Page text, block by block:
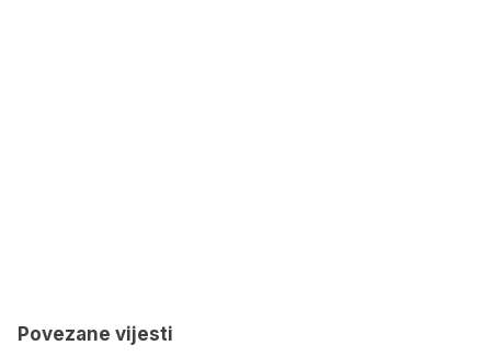
Povezane vijesti